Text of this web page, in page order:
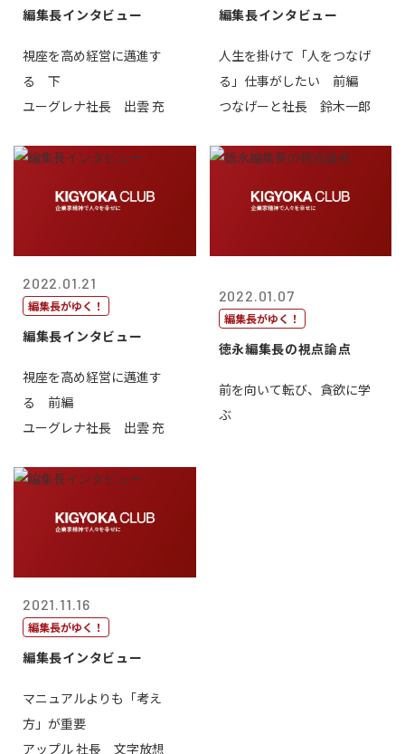
編集長インタビュー
視座を高め経営に邁進す
る 下
ユーグレナ社長 出雲 充
編集長インタビュー
人生を掛けて「人をつなげ
る」仕事がしたい 前編
つなげーと社長 鈴木一郎
2022.01.21
編集長がゆく！
編集長インタビュー
視座を高め経営に邁進す
る 前編
ユーグレナ社長 出雲 充
2022.01.07
編集長がゆく！
徳永編集長の視点論点
前を向いて転び、貪欲に学
ぶ
2021.11.16
編集長がゆく！
編集長インタビュー
マニュアルよりも「考え
方」が重要
アップル 社長 文字放想